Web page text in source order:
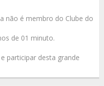
não é membro do Clube do
de 01 minuto.
participar desta grande